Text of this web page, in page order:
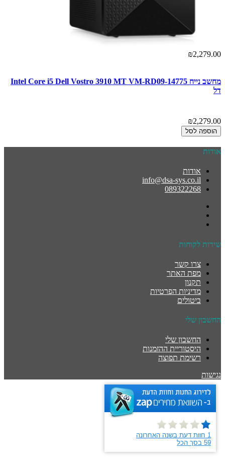
₪2,279.00
מחשב נייח Intel Core i5 Dell Vostro 3910 MT VM-RD09-14775
דל
₪2,279.00
הוספה לסל
אודות
אודות
info@dsa-sys.co.il
089322268
שירות לקוחות
צרו קשר
מפת האתר
תקנון
מדיניות הפרטיות
ביטולים
החשבון שלי
החשבון שלי
היסטוריית ההזמנות
רשימת תפוצה
נגישות